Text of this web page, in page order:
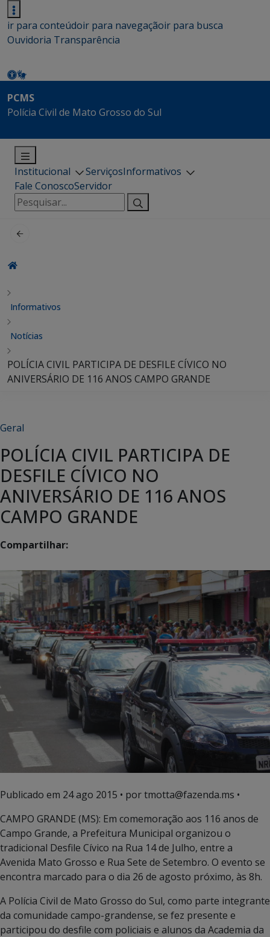
ir para conteúdoir para navegaçãoir para busca
Ouvidoria Transparência
PCMS
Polícia Civil de Mato Grosso do Sul
Institucional ServiçosInformativos
Fale ConoscoServidor
Pesquisar
por:
Informativos
Notícias
POLÍCIA CIVIL PARTICIPA DE DESFILE CÍVICO NO
ANIVERSÁRIO DE 116 ANOS CAMPO GRANDE
Geral
POLÍCIA CIVIL PARTICIPA DE
DESFILE CÍVICO NO
ANIVERSÁRIO DE 116 ANOS
CAMPO GRANDE
Compartilhar:
Publicado em 24 ago 2015 • por tmotta@fazenda.ms •
CAMPO GRANDE (MS): Em comemoração aos 116 anos de
Campo Grande, a Prefeitura Municipal organizou o
tradicional Desfile Cívico na Rua 14 de Julho, entre a
Avenida Mato Grosso e Rua Sete de Setembro. O evento se
encontra marcado para o dia 26 de agosto próximo, às 8h.
A Polícia Civil de Mato Grosso do Sul, como parte integrante
da comunidade campo-grandense, se fez presente e
participou do desfile com policiais e alunos da Academia da